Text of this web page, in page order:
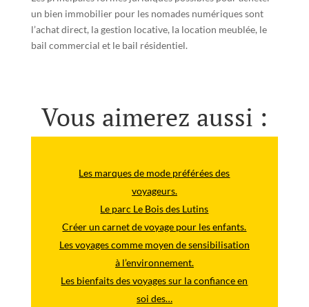
un bien immobilier pour les nomades numériques sont
l’achat direct, la gestion locative, la location meublée, le
bail commercial et le bail résidentiel.
Vous aimerez aussi :
Les marques de mode préférées des
voyageurs.
Le parc Le Bois des Lutins
Créer un carnet de voyage pour les enfants.
Les voyages comme moyen de sensibilisation
à l’environnement.
Les bienfaits des voyages sur la confiance en
soi des…